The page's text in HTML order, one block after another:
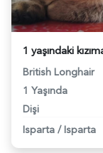
British Longhair
1 Yaşında
Dişi
Isparta / Isparta